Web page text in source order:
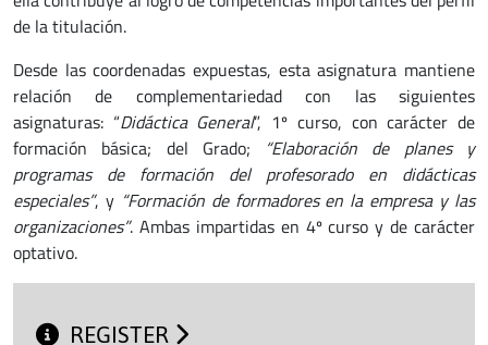
de la titulación.
Desde las coordenadas expuestas, esta asignatura mantiene
relación de complementariedad con las siguientes
asignaturas: “Didáctica General”, 1º curso, con carácter de
formación básica; del Grado; “Elaboración de planes y
programas de formación del profesorado en didácticas
especiales”, y “Formación de formadores en la empresa y las
organizaciones”. Ambas impartidas en 4º curso y de carácter
optativo.
REGISTER